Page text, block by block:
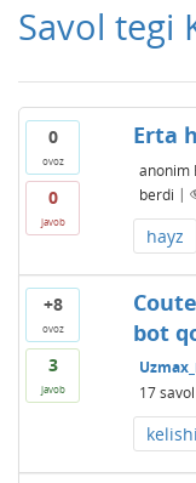
Savol tegi
0
ovoz
0
javob
Erta
anonim
berdi |
hayz
+8
ovoz
3
javob
bot
17
kelishi